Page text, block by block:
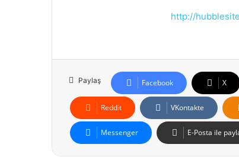
http://
Paylaş Facebook X
Reddit VKontakte
Messenger E-Posta ile